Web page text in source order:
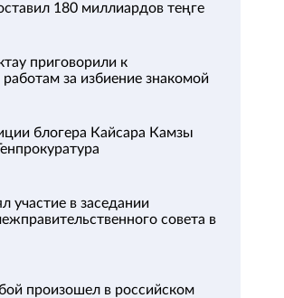
180 миллиардов теңге
приговорили к
за избиение знакомой
блогера Кайсара Камзы
участие в заседании
совета в
произошел в российском